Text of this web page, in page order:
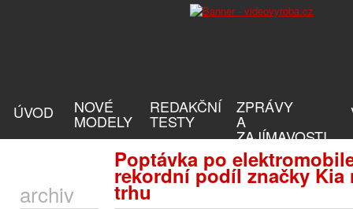
ÚVOD NOVÉ
MODELY
REDAKČNÍ
TESTY
ZPRÁVY
A
ZAJÍMAVOSTI
Poptávka po
rekordní podíl značky Kia
trhu
archiv